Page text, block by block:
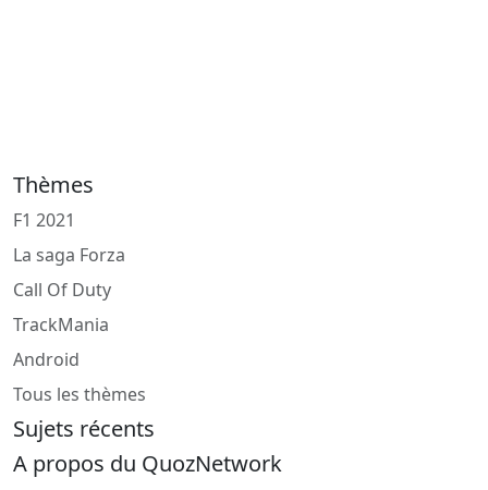
Thèmes
F1 2021
La saga Forza
Call Of Duty
TrackMania
Android
Tous les thèmes
Sujets récents
A propos du QuozNetwork